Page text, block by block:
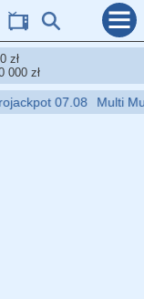
zł
000 zł
07.08 Multi Multi